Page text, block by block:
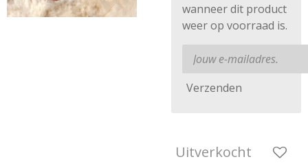
wanneer dit product
weer op voorraad is.
Verzenden
Uitverkocht